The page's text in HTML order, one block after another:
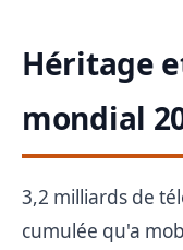
Héritage
mondial
3,2 milliards de
cumulée qu'a